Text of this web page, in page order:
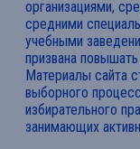
организациями,
средними
учебными
призвана
Материалы сайта
выборного
избирательного
занимающих